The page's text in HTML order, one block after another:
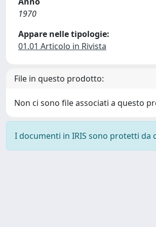
1970
Appare nelle tipologie:
01.01 Articolo in Rivista
File in questo prodotto:
Non ci sono file associati a questo
I documenti in IRIS sono protetti